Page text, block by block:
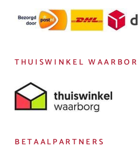
THUISWINKEL
BETAALPARTNERS